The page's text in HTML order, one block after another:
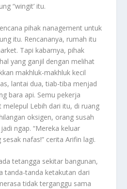
“wingit’ itu.
pihak nanagement untuk
itu. Rencananya, rumah itu
Tapi kabarnya, pihak
yang ganjil dengan melihat
makhluk-makhluk kecil
lantai dua, tiab-tiba menjad
bara api. Semu pekerja
melepul Lebih dari itu, di ruang
oksigen, orang susah
ngap. “Mereka keluar
nafas!” cerita Arifin lagi.
tetangga sekitar bangunan,
tanda-tanda ketakutan dari
tidak terganggu sama